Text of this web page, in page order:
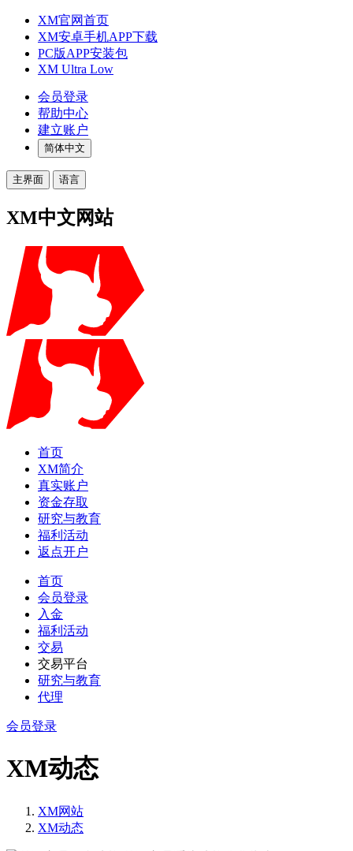
XM官网首页
XM安卓手机APP下载
PC版APP安装包
XM Ultra Low
会员登录
帮助中心
建立账户
简体中文
主界面 语言
XM中文网站
首页
XM简介
真实账户
资金存取
研究与教育
福利活动
返点开户
首页
会员登录
入金
福利活动
交易
交易平台
研究与教育
代理
会员登录
XM动态
XM网站
XM动态